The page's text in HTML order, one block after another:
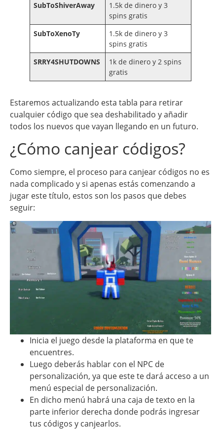
SubToShiverAway
1.5k de dinero y 3
spins gratis
SubToXenoTy
1.5k de dinero y 3
spins gratis
SRRY4SHUTDOWNS
1k de dinero y 2 spins
gratis
Estaremos actualizando esta tabla para retirar
cualquier código que sea deshabilitado y añadir
todos los nuevos que vayan llegando en un futuro.
¿Cómo canjear códigos?
Como siempre, el proceso para canjear códigos no es
nada complicado y si apenas estás comenzando a
jugar este título, estos son los pasos que debes
seguir:
Inicia el juego desde la plataforma en que te
encuentres.
Luego deberás hablar con el NPC de
personalización, ya que este te dará acceso a un
menú especial de personalización.
En dicho menú habrá una caja de texto en la
parte inferior derecha donde podrás ingresar
tus códigos y canjearlos.